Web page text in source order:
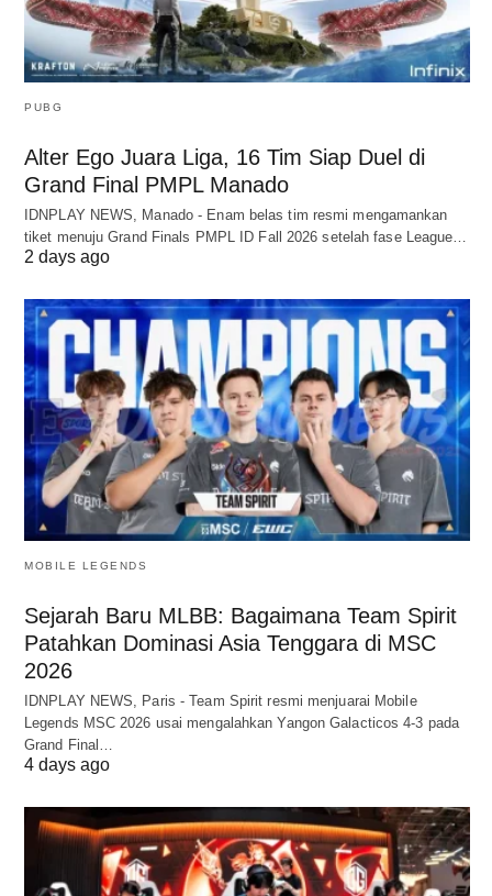
PUBG
Alter Ego Juara Liga, 16 Tim Siap Duel di
Grand Final PMPL Manado
IDNPLAY NEWS, Manado - Enam belas tim resmi mengamankan
tiket menuju Grand Finals PMPL ID Fall 2026 setelah fase League…
2 days ago
MOBILE LEGENDS
Sejarah Baru MLBB: Bagaimana Team Spirit
Patahkan Dominasi Asia Tenggara di MSC
2026
IDNPLAY NEWS, Paris - Team Spirit resmi menjuarai Mobile
Legends MSC 2026 usai mengalahkan Yangon Galacticos 4-3 pada
Grand Final…
4 days ago